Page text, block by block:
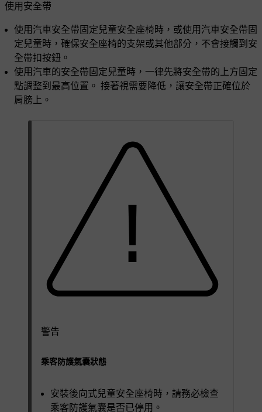
使用安全帶
使用汽車安全帶固定兒童安全座椅時，或使用汽車安全帶固
定兒童時，確保安全座椅的支架或其他部分，不會接觸到安
全帶扣按鈕。
使用汽車的安全帶固定兒童時，一律先將安全帶的上方固定
點調整到最高位置。 接著視需要降低，讓安全帶正確位於
肩膀上。
警告
乘客防護氣囊狀態
安裝後向式兒童安全座椅時，請務必檢查
乘客防護氣囊是否已停用。